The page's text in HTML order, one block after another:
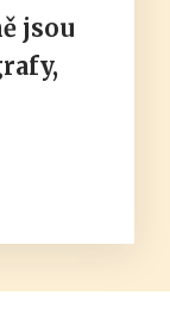
jsou